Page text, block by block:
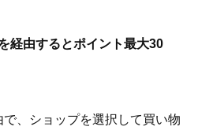
経由するとポイント最大30
、ショップを選択して買い物